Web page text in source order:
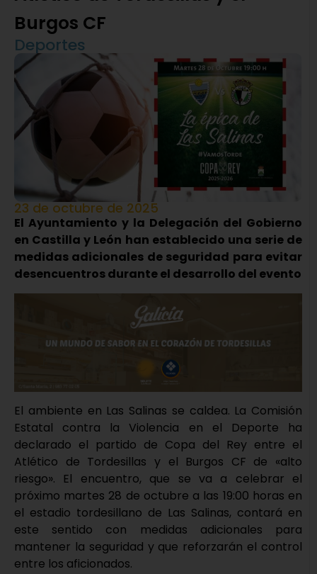
Burgos CF
Deportes
23 de octubre de 2025
El Ayuntamiento y la Delegación del Gobierno
en Castilla y León han establecido una serie de
medidas adicionales de seguridad para evitar
desencuentros durante el desarrollo del evento
El ambiente en Las Salinas se caldea. La Comisión
Estatal contra la Violencia en el Deporte ha
declarado el partido de Copa del Rey entre el
Atlético de Tordesillas y el Burgos CF de «alto
riesgo». El encuentro, que se va a celebrar el
próximo martes 28 de octubre a las 19:00 horas en
el estadio tordesillano de Las Salinas, contará en
este sentido con medidas adicionales para
mantener la seguridad y que reforzarán el control
entre los aficionados.